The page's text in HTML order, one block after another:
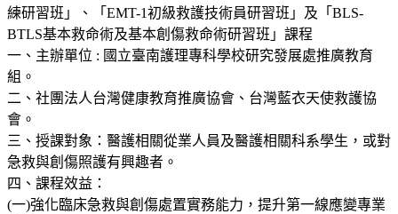
練研習班」、「EMT-1初級救護技術員研習班」及「BLS-
BTLS基本救命術及基本創傷救命術研習班」課程
一、主辦單位 : 國立臺南護理專科學校研究發展處推廣教育
組。
二、社團法人台灣健康教育推廣協會、台灣藍衣天使救護協
會。
三、授課對象：醫護相關從業人員及醫護相關科系學生，或對
急救與創傷照護有興趣者。
四、課程效益：
(一)強化臨床急救與創傷處置實務能力，提升第一線應變專業